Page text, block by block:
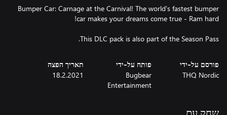
Bumper Car: Carnage at the Carnival! The world's fastest bumper
This DLC pack is also part of the Season Pass.
פורסם על-ידי
THQ Nordic
פותח על-ידי
Bugbear
Entertainment
תאריך הפצה
18.2.2021